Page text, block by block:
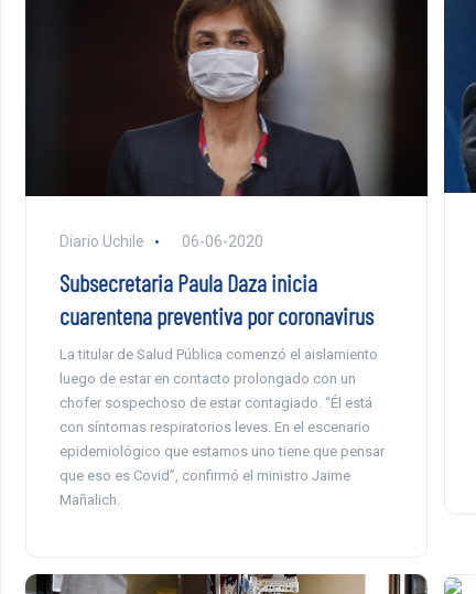
Diario Uchile 06-06-2020
Subsecretaria Paula Daza inicia
cuarentena preventiva por coronavirus
La titular de Salud Pública comenzó el aislamiento
luego de estar en contacto prolongado con un
chofer sospechoso de estar contagiado. “Él está
con síntomas respiratorios leves. En el escenario
epidemiológico que estamos uno tiene que pensar
que eso es Covid”, confirmó el ministro Jaime
Mañalich.